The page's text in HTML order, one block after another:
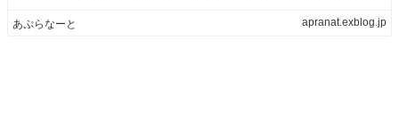
あぷらなーと apranat.exblog.jp